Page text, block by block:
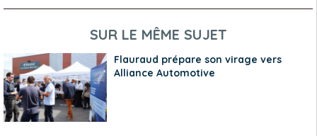
SUR LE MÊME SUJET
Flauraud prépare son virage vers
Alliance Automotive